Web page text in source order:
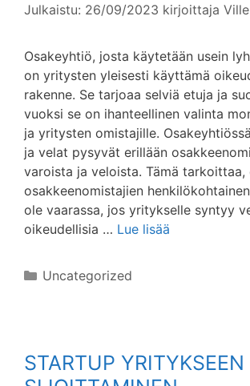
Julkaistu: 26/09/2023 kirjoittaja
Osakeyhtiö, josta käytetään usein
on yritysten yleisesti käyttämä
rakenne. Se tarjoaa selviä etuja ja
vuoksi se on ihanteellinen valinta
ja yritysten omistajille.
ja velat pysyvät erillään
varoista ja veloista. Tämä tarkoittaa,
osakkeenomistajien
ole vaarassa, jos yritykselle syntyy
oikeudellisia … Lue lisää
Kategoriat
Uncategorized
STARTUP YRITYKSEEN